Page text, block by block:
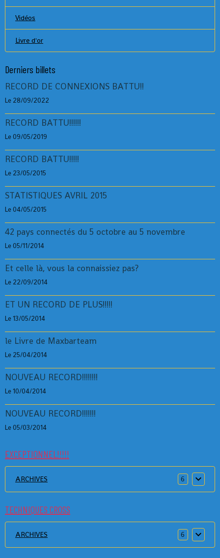
Vidéos
Livre d'or
Derniers billets
RECORD DE CONNEXIONS BATTU!!
Le 28/09/2022
RECORD BATTU!!!!!!
Le 09/05/2019
RECORD BATTU!!!!!
Le 23/05/2015
STATISTIQUES AVRIL 2015
Le 04/05/2015
42 pays connectés du 5 octobre au 5 novembre
Le 05/11/2014
Et celle là, vous la connaissiez pas?
Le 22/09/2014
ET UN RECORD DE PLUS!!!!!
Le 13/05/2014
le Livre de Maxbarteam
Le 25/04/2014
NOUVEAU RECORD!!!!!!!!
Le 10/04/2014
NOUVEAU RECORD!!!!!!!
Le 05/03/2014
EXCEPTIONNEL!!!!!
ARCHIVES 6
TECHNIQUES CROSS
ARCHIVES 6